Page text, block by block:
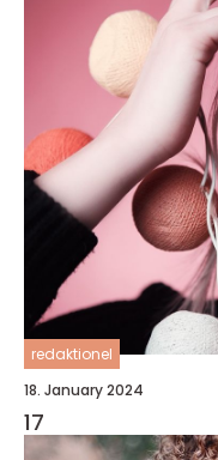
redaktionel
18. January 2024
17